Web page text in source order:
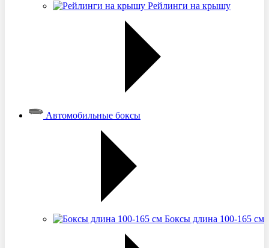
Рейлинги на крышу
Автомобильные боксы
Боксы длина 100-165 см